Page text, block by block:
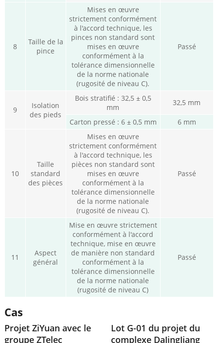
8
Taille de la
pince
Mises en œuvre
strictement conformément
à l'accord technique, les
pinces non standard sont
mises en œuvre
conformément à la
tolérance dimensionnelle
de la norme nationale
(rugosité de niveau C).
Passé
9
Isolation
des pieds
Bois stratifié : 32,5 ± 0,5
mm
32,5 mm
Carton pressé : 6 ± 0,5 mm 6 mm
10
Taille
standard
des pièces
Mises en œuvre
strictement conformément
à l'accord technique, les
pièces non standard sont
mises en œuvre
conformément à la
tolérance dimensionnelle
de la norme nationale
(rugosité de niveau C).
Passé
11
Aspect
général
Mise en œuvre strictement
conformément à l'accord
technique, mise en œuvre
de manière non standard
conformément à la
tolérance dimensionnelle
de la norme nationale
(rugosité de niveau C)
Passé
Cas
Projet ZiYuan avec le
groupe ZTelec
Lot G-01 du projet du
complexe DaJingJiang